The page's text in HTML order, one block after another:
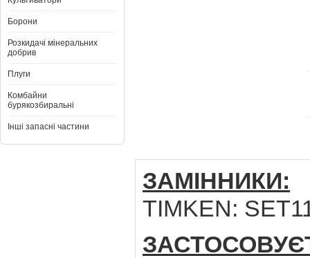
Борони
Розкидачі мінеральних
добрив
Плуги
Комбайни
бурякозбиральні
Інші запасні частини
ЗАМІННИКИ:
TIMKEN: